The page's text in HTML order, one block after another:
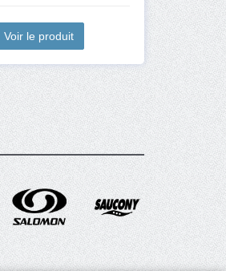
Voir le produit